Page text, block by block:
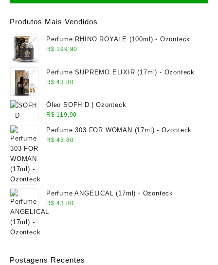
Produtos Mais Vendidos
Perfume RHINO ROYALE (100ml) - Ozonteck
R$ 199,90
Perfume SUPREMO ELIXIR (17ml) - Ozonteck
R$ 43,80
Óleo SOFH D | Ozonteck
R$ 119,90
Perfume 303 FOR WOMAN (17ml) - Ozonteck
R$ 43,80
Perfume ANGELICAL (17ml) - Ozonteck
R$ 43,80
Postagens Recentes